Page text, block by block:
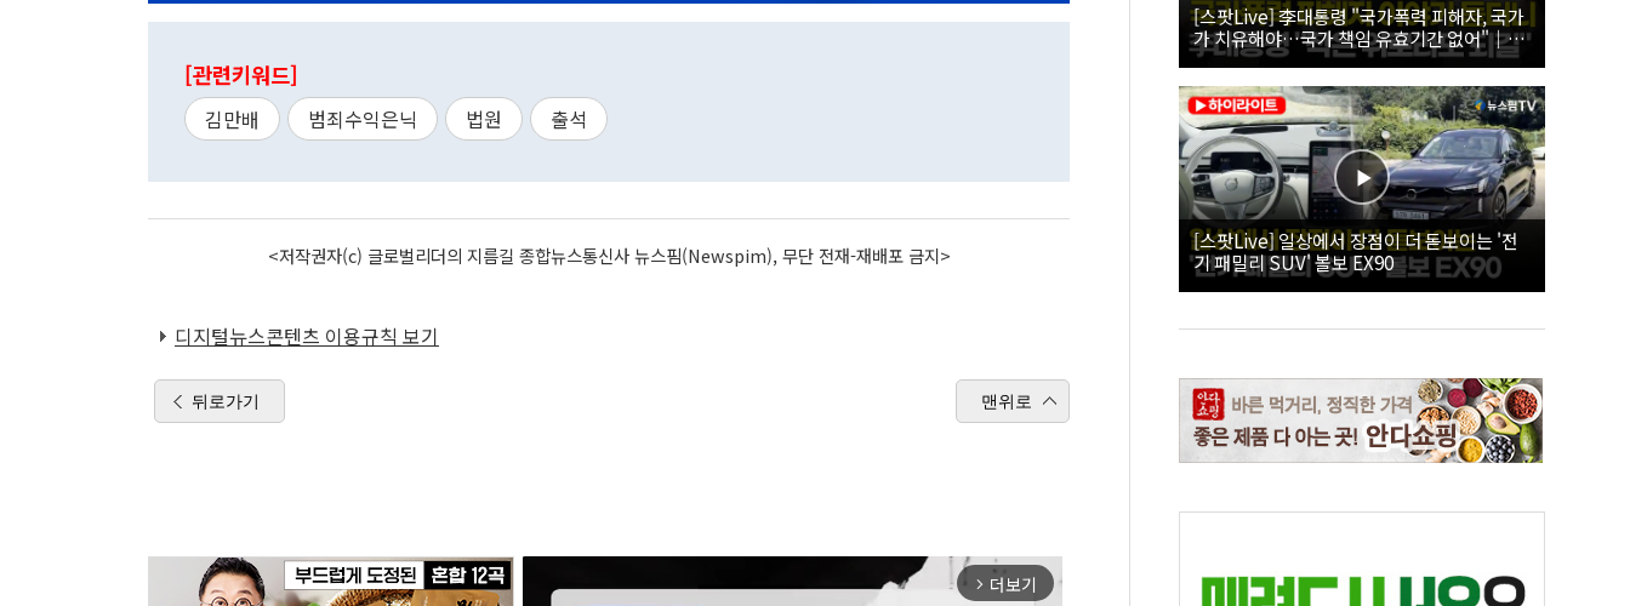
[관련키워드]
김만배 범죄수익은닉 법원 출석
<저작권자(c) 글로벌리더의 지름길 종합뉴스통신사 뉴스핌(Newspim), 무단 전재-재배포 금지>
디지털뉴스콘텐츠 이용규칙 보기
뒤로가기 맨위로
arrow_forward_ios 더보기
[스팟Live] 李대통령 "국가폭력 피해자, 국가
가 치유해야…국가 책임 유효기간 없어"｜
26.08.07 국가폭력 피해자 위로 오찬
[스팟Live] 일상에서 장점이 더 돋보이는 '전
기 패밀리 SUV' 볼보 EX90